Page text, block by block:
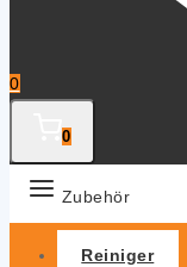
0
0
Zubehör
Reiniger